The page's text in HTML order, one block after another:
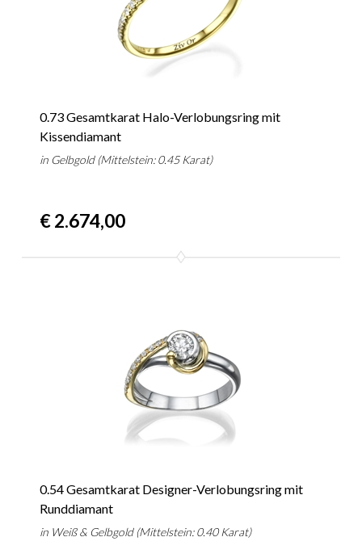
0.73 Gesamtkarat Halo-Verlobungsring mit
Kissendiamant
in Gelbgold (Mittelstein: 0.45 Karat)
€ 2.674,00
0.54 Gesamtkarat Designer-Verlobungsring mit
Runddiamant
in Weiß & Gelbgold (Mittelstein: 0.40 Karat)